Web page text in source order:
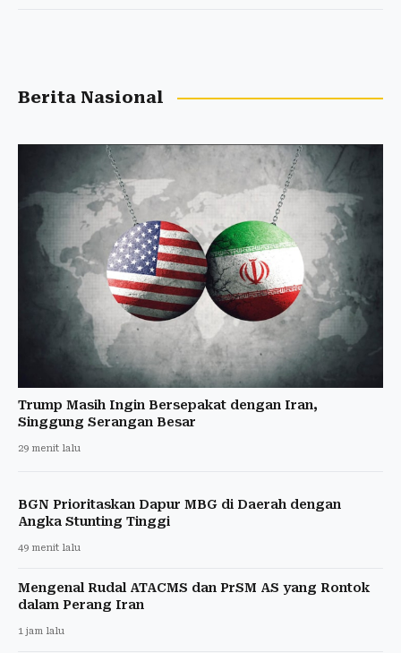
Berita Nasional
Trump Masih Ingin Bersepakat dengan Iran,
Singgung Serangan Besar
29 menit lalu
BGN Prioritaskan Dapur MBG di Daerah dengan
Angka Stunting Tinggi
49 menit lalu
Mengenal Rudal ATACMS dan PrSM AS yang Rontok
dalam Perang Iran
1 jam lalu